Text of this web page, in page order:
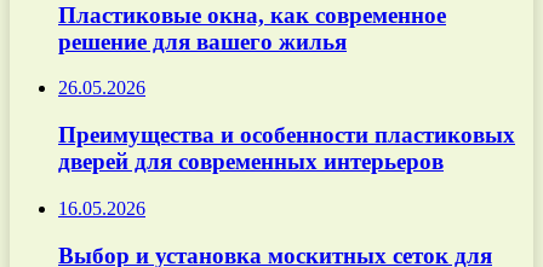
Пластиковые окна, как современное
решение для вашего жилья
26.05.2026
Преимущества и особенности пластиковых
дверей для современных интерьеров
16.05.2026
Выбор и установка москитных сеток для